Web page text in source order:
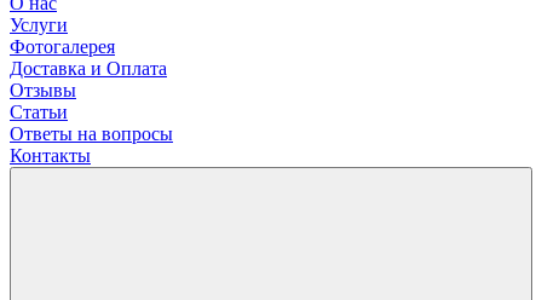
Услуги
Фотогалерея
Доставка и Оплата
Отзывы
Статьи
Ответы на вопросы
Контакты